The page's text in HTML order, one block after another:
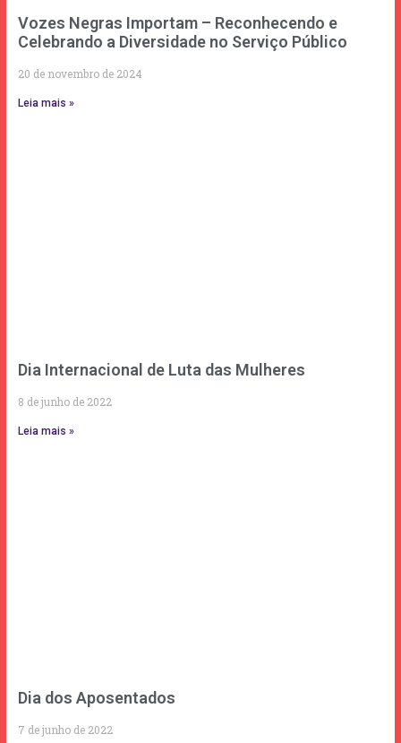
Vozes Negras Importam – Reconhecendo e
Celebrando a Diversidade no Serviço Público
20 de novembro de 2024
Leia mais »
Dia Internacional de Luta das Mulheres
8 de junho de 2022
Leia mais »
Dia dos Aposentados
7 de junho de 2022